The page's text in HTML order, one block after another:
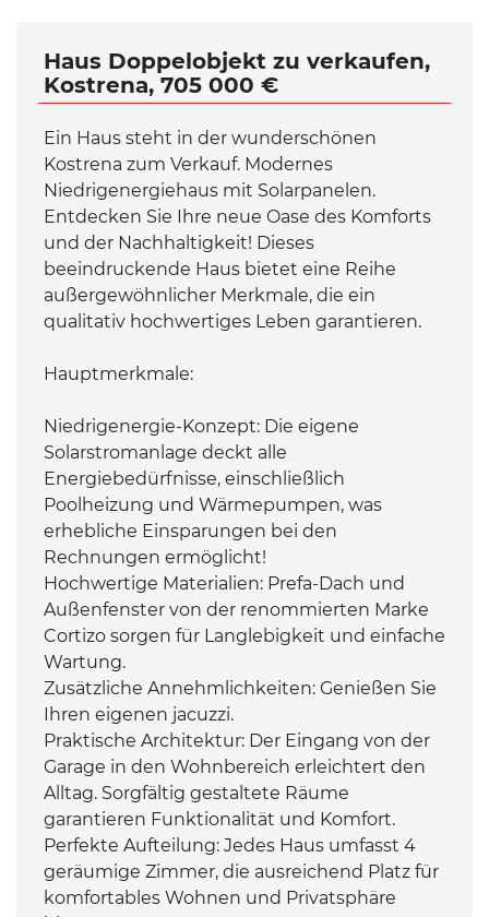
Haus Doppelobjekt zu verkaufen,
Kostrena, 705 000 €
Ein Haus steht in der wunderschönen
Kostrena zum Verkauf. Modernes
Niedrigenergiehaus mit Solarpanelen.
Entdecken Sie Ihre neue Oase des Komforts
und der Nachhaltigkeit! Dieses
beeindruckende Haus bietet eine Reihe
außergewöhnlicher Merkmale, die ein
qualitativ hochwertiges Leben garantieren.
Hauptmerkmale:
Niedrigenergie-Konzept: Die eigene
Solarstromanlage deckt alle
Energiebedürfnisse, einschließlich
Poolheizung und Wärmepumpen, was
erhebliche Einsparungen bei den
Rechnungen ermöglicht!
Hochwertige Materialien: Prefa-Dach und
Außenfenster von der renommierten Marke
Cortizo sorgen für Langlebigkeit und einfache
Wartung.
Zusätzliche Annehmlichkeiten: Genießen Sie
Ihren eigenen jacuzzi.
Praktische Architektur: Der Eingang von der
Garage in den Wohnbereich erleichtert den
Alltag. Sorgfältig gestaltete Räume
garantieren Funktionalität und Komfort.
Perfekte Aufteilung: Jedes Haus umfasst 4
geräumige Zimmer, die ausreichend Platz für
komfortables Wohnen und Privatsphäre